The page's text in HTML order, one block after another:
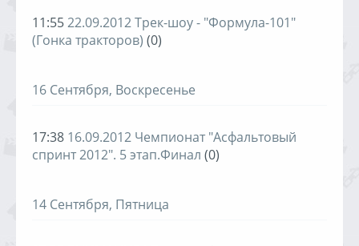
11:5522.09.2012 Трек-шоу - "Формула-101"
(Гонка тракторов) (0)
16 Сентября, Воскресенье
17:38 16.09.2012 Чемпионат "Асфальтовый
спринт 2012". 5 этап.Финал (0)
14 Сентября, Пятница